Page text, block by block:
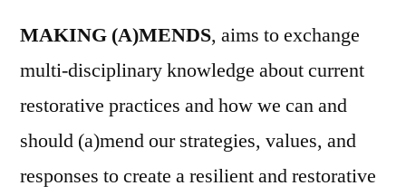
MAKING (A)MENDS, aims to exchange
multi-disciplinary knowledge about current
restorative practices and how we can and
should (a)mend our strategies, values, and
responses to create a resilient and restorative